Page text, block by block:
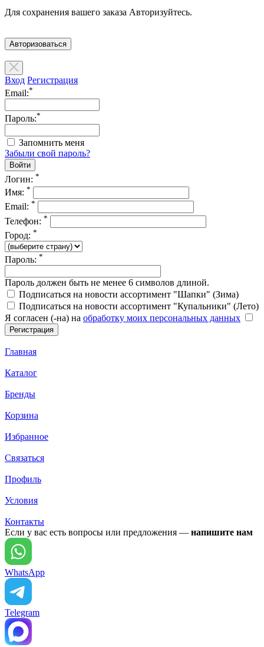
Для сохранения вашего заказа Авторизуйтесь.
Авторизоваться
Вход Регистрация
Email:*
Пароль:*
Запомнить меня
Забыли свой пароль?
Логин: *
Имя: *
Email: *
Телефон: *
Город: *
Пароль: *
Пароль должен быть не менее 6 символов длиной.
Подписаться на новости ассортимент "Шапки" (Зима)
Подписаться на новости ассортимент "Купальники" (Лето)
Я согласен (-на) на обработку моих персональных данных
Главная
Каталог
Бренды
Корзина
Избранное
Связаться
Профиль
Условия
Контакты
Если у вас есть вопросы или предложения — напишите нам
WhatsApp
Telegram